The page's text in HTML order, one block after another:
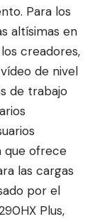
Para los
altísimas en
creadores,
de nivel
de trabajo
que ofrece
las cargas
por el
Plus,